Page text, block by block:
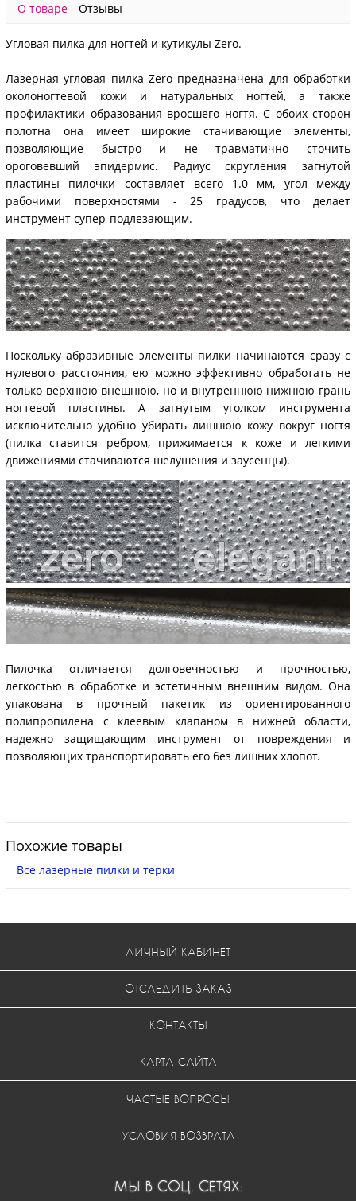
О товаре Отзывы
Угловая пилка для ногтей и кутикулы Zero.
Лазерная угловая пилка Zero предназначена для обработки
околоногтевой кожи и натуральных ногтей, а также
профилактики образования вросшего ногтя. С обоих сторон
полотна она имеет широкие стачивающие элементы,
позволяющие быстро и не травматично сточить
ороговевший эпидермис. Радиус скругления загнутой
пластины пилочки составляет всего 1.0 мм, угол между
рабочими поверхностями - 25 градусов, что делает
инструмент супер-подлезающим.
Поскольку абразивные элементы пилки начинаются сразу с
нулевого расстояния, ею можно эффективно обработать не
только верхнюю внешнюю, но и внутреннюю нижнюю грань
ногтевой пластины. А загнутым уголком инструмента
исключительно удобно убирать лишнюю кожу вокруг ногтя
(пилка ставится ребром, прижимается к коже и легкими
движениями стачиваются шелушения и заусенцы).
Пилочка отличается долговечностью и прочностью,
легкостью в обработке и эстетичным внешним видом. Она
упакована в прочный пакетик из ориентированного
полипропилена с клеевым клапаном в нижней области,
надежно защищающим инструмент от повреждения и
позволяющих транспортировать его без лишних хлопот.
Похожие товары
Все лазерные пилки и терки
ЛИЧНЫЙ КАБИНЕТ
ОТСЛЕДИТЬ ЗАКАЗ
КОНТАКТЫ
КАРТА САЙТА
ЧАСТЫЕ ВОПРОСЫ
УСЛОВИЯ ВОЗВРАТА
МЫ В СОЦ. СЕТЯХ: